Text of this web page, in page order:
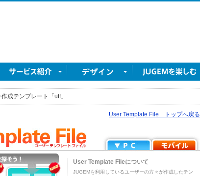
成テンプレート「utf」
User Template File トップへ戻る
User Template Fileについて
JUGEMを利用しているユーザーの方々が作成したテン